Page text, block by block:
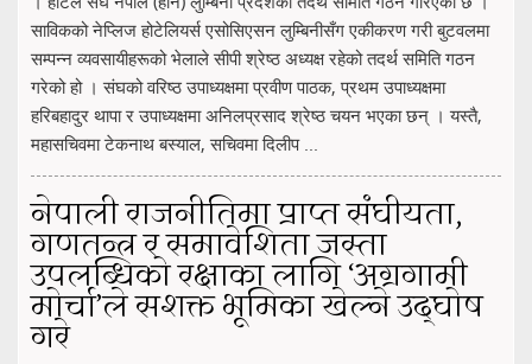
साविकको नेप्लिज होटेलियर्स एसोसिएसन लुम्बिनीसँग एकीकरण गरी बुटवलमा
सम्पन्न व्यवसायीहरूको भेलाले सीपी श्रेष्ठ अध्यक्ष रहेको तदर्थ समिति गठन
गरेको हो । संघको वरिष्ठ उपाध्यक्षमा प्रवीण पाठक, प्रथम उपाध्यक्षमा
हरिबहादुर थापा र उपाध्यक्षमा अनिलप्रसाद श्रेष्ठ चयन भएका छन् । यस्तै,
महासचिवमा टेकनाथ बस्याल, सचिवमा दिलीप ...
नेपाली राजनीतिमा प्राप्त संघीयता,
गणतन्त्र र समावेशिता जस्ता
उपलब्धिको रक्षाका लागि ‘अग्रगामी
मोर्चा’ले सशक्त भूमिका खेल्ने उद्घोष
गरे